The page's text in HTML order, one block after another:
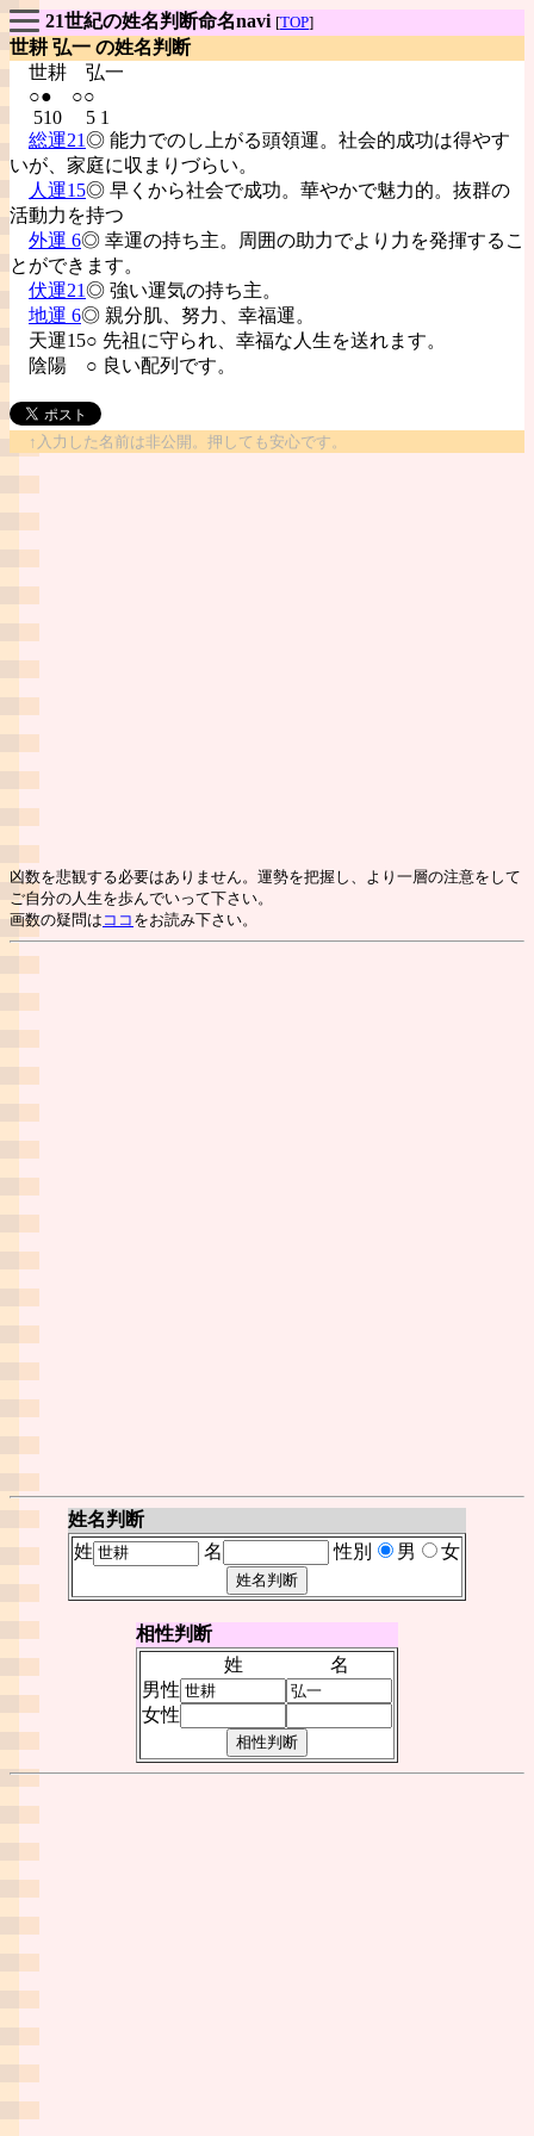
21世紀の姓名判断命名navi [TOP]
世耕 弘一 の姓名判断
世耕 弘一
○● ○○
510 5 1
総運21◎ 能力でのし上がる頭領運。社会的成功は得やす
いが、家庭に収まりづらい。
人運15◎ 早くから社会で成功。華やかで魅力的。抜群の
活動力を持つ
外運 6◎ 幸運の持ち主。周囲の助力でより力を発揮するこ
とができます。
伏運21◎ 強い運気の持ち主。
地運 6◎ 親分肌、努力、幸福運。
天運15○ 先祖に守られ、幸福な人生を送れます。
陰陽 ○ 良い配列です。
↑入力した名前は非公開。押しても安心です。
凶数を悲観する必要はありません。運勢を把握し、より一層の注意をして
ご自分の人生を歩んでいって下さい。
画数の疑問は ココ をお読み下さい。
姓名判断
姓
名 性別 男 女
相性判断
姓
名
男性
女性